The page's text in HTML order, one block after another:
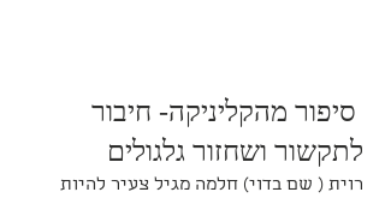
סיפור מהקליניקה- חיבור
לתקשור ושחזור גלגולים
רוית ( שם בדוי) חלמה מגיל צעיר להיות